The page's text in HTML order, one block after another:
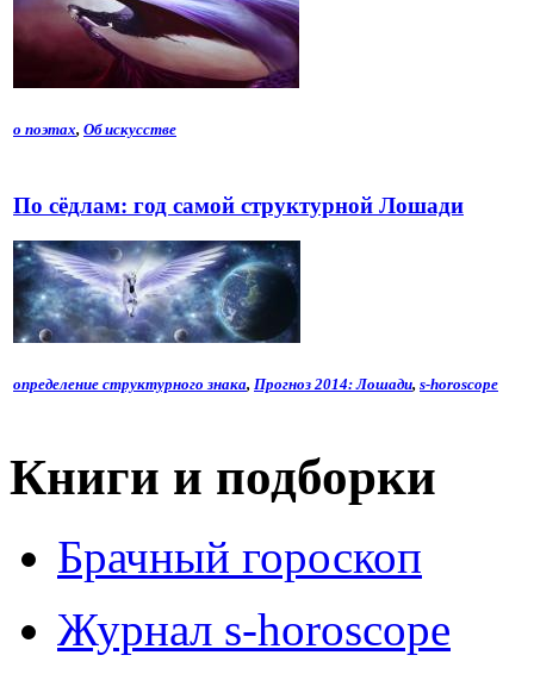
о поэтах, Об искусстве
По сёдлам: год самой структурной Лошади
определение структурного знака, Прогноз 2014: Лошади, s-horoscope
Книги и подборки
Брачный гороскоп
Журнал s-horoscope